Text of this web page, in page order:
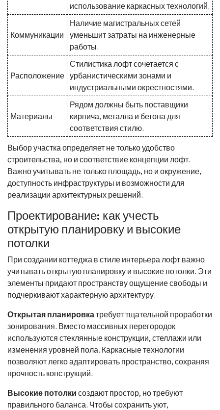
использование каркасных технологий.
Коммуникации
Наличие магистральных сетей
уменьшит затраты на инженерные
работы.
Расположение
Стилистика лофт сочетается с
урбанистическими зонами и
индустриальными окрестностями.
Материалы
Рядом должны быть поставщики
кирпича, металла и бетона для
соответствия стилю.
Выбор участка определяет не только удобство
строительства, но и соответствие концепции лофт.
Важно учитывать не только площадь, но и окружение,
доступность инфраструктуры и возможности для
реализации архитектурных решений.
Проектирование: как учесть
открытую планировку и высокие
потолки
При создании коттеджа в стиле интерьера лофт важно
учитывать открытую планировку и высокие потолки. Эти
элементы придают пространству ощущение свободы и
подчеркивают характерную архитектуру.
Открытая планировкатребует тщательной проработки
зонирования. Вместо массивных перегородок
используются стеклянные конструкции, стеллажи или
изменения уровней пола. Каркасные технологии
позволяют легко адаптировать пространство, сохраняя
прочность конструкций.
Высокие потолки создают простор, но требуют
правильного баланса. Чтобы сохранить уют,